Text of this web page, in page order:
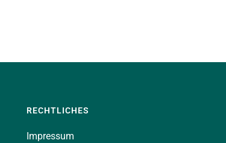
RECHTLICHES
Impressum